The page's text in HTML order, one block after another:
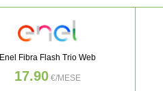
Enel Fibra Flash Trio Web
17.90 €/MESE